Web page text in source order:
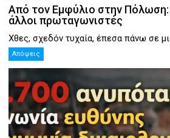
Από τον Εμφύλιο στην Πόλωση:
άλλοι πρωταγωνιστές
Χθες, σχεδόν τυχαία, έπεσα πάνω σε
Απόψεις